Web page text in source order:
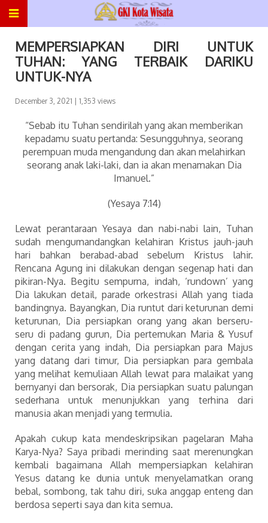
MEMPERSIAPKAN DIRI UNTUK
TUHAN: YANG TERBAIK DARIKU
UNTUK-NYA
December 3, 2021 | 1,353 views
“Sebab itu Tuhan sendirilah yang akan memberikan
kepadamu suatu pertanda: Sesungguhnya, seorang
perempuan muda mengandung dan akan melahirkan
seorang anak laki-laki, dan ia akan menamakan Dia
Imanuel.”
(Yesaya 7:14)
Lewat perantaraan Yesaya dan nabi-nabi lain, Tuhan
sudah mengumandangkan kelahiran Kristus jauh-jauh
hari bahkan berabad-abad sebelum Kristus lahir.
Rencana Agung ini dilakukan dengan segenap hati dan
pikiran-Nya. Begitu sempurna, indah, ‘rundown’ yang
Dia lakukan detail, parade orkestrasi Allah yang tiada
bandingnya. Bayangkan, Dia runtut dari keturunan demi
keturunan, Dia persiapkan orang yang akan berseru-
seru di padang gurun, Dia pertemukan Maria & Yusuf
dengan cerita yang indah, Dia persiapkan para Majus
yang datang dari timur, Dia persiapkan para gembala
yang melihat kemuliaan Allah lewat para malaikat yang
bernyanyi dan bersorak, Dia persiapkan suatu palungan
sederhana untuk menunjukkan yang terhina dari
manusia akan menjadi yang termulia.
Apakah cukup kata mendeskripsikan pagelaran Maha
Karya-Nya? Saya pribadi merinding saat merenungkan
kembali bagaimana Allah mempersiapkan kelahiran
Yesus datang ke dunia untuk menyelamatkan orang
bebal, sombong, tak tahu diri, suka anggap enteng dan
berdosa seperti saya dan kita semua.